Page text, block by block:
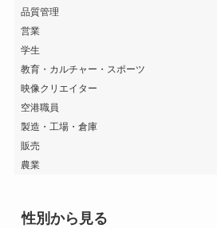
品質管理
営業
学生
教育・カルチャー・スポーツ
映像クリエイター
空港職員
製造・工場・倉庫
販売
農業
性別から見る